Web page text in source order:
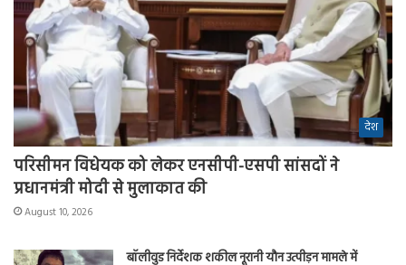
देश
परिसीमन विधेयक को लेकर एनसीपी-एसपी सांसदों ने
प्रधानमंत्री मोदी से मुलाकात की
August 10, 2026
बॉलीवुड निर्देशक शकील नूरानी यौन उत्पीड़न मामले में